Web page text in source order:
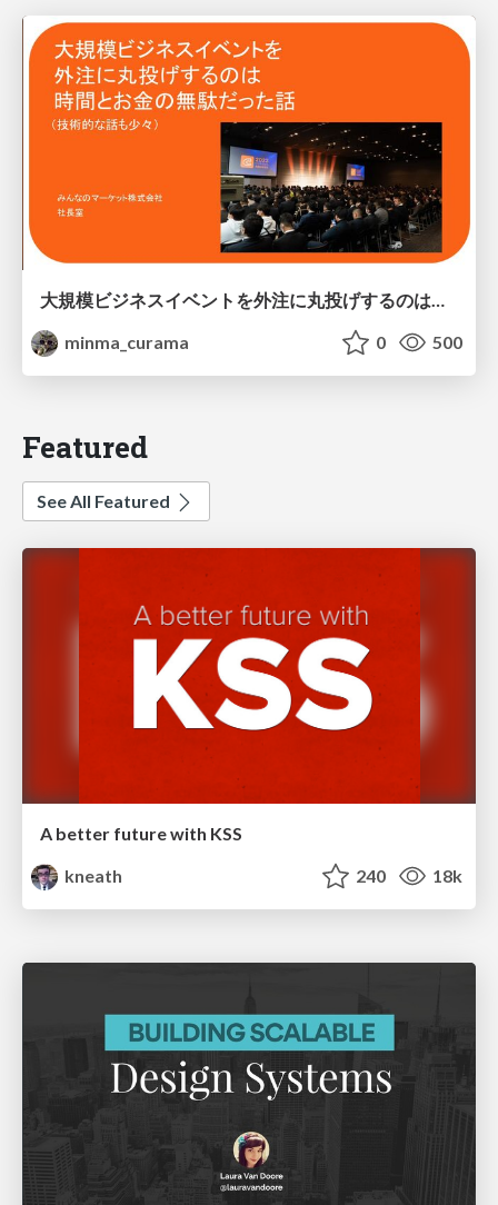
大規模ビジネスイベントを外注に丸投げするのは時間とお金の無駄だった話/business-event
minma_curama
0 500
Featured
See All Featured
A better future with KSS
kneath
240 18k